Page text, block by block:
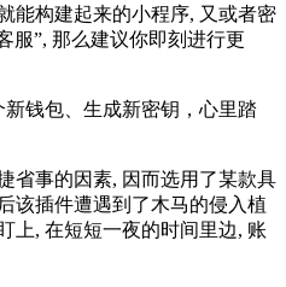
能构建起来的小程序, 又或者密
服”, 那么建议你即刻进行更
钱包、生成新密钥，心里踏
省事的因素, 因而选用了某款具
该插件遭遇到了木马的侵入植
上, 在短短一夜的时间里边, 账